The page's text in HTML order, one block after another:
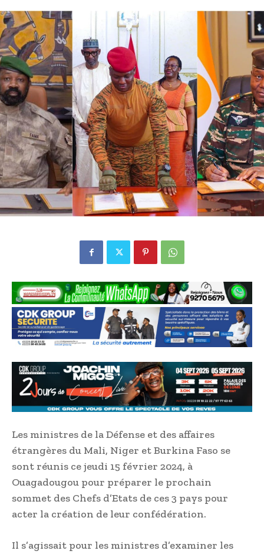
Les ministres de la Défense et des affaires
étrangères du Mali, Niger et Burkina Faso se
sont réunis ce jeudi 15 février 2024, à
Ouagadougou pour préparer le prochain
sommet des Chefs d’Etats de ces 3 pays pour
acter la création de leur confédération.
Il s’agissait pour les ministres d’examiner les